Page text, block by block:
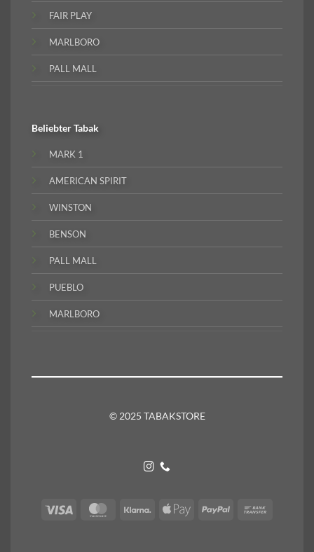
FAIR PLAY
MARLBORO
PALL MALL
BeliebterTabak
MARK 1
AMERICAN SPIRIT
WINSTON
BENSON
PALL MALL
PUEBLO
MARLBORO
© 2025 TABAKSTORE
Visa MasterCardKlarna
Apple
PayPal